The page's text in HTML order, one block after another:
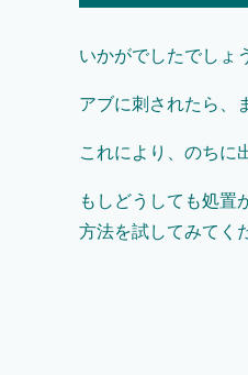
いかがでしたでしょ
アブに刺されたら、
これにより、のちに
もしどうしても処置
方法を試してみてく